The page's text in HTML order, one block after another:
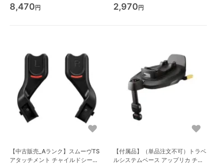
8,470円 2,970円
【中古販売_Aランク】スムーヴTS
アタッチメント チャイルドシート
【付属品】（単品注文不可）トラベ
ルシステムベース アップリカ チャ